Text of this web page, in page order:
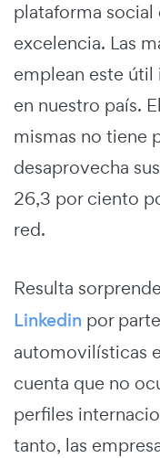
plataforma
excelencia. Las
emplean este
en nuestro país.
mismas no tiene
desaprovecha
26,3 por ciento
red.
Resulta
Linkedin por
automovilísticas
cuenta que no
perfiles
tanto, las